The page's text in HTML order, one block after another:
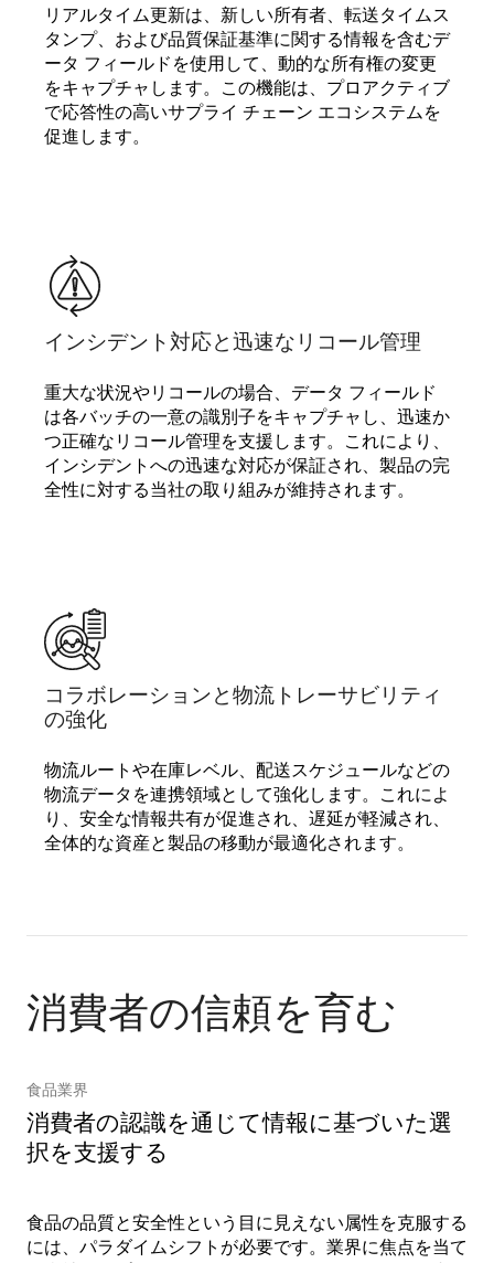
リアルタイム更新は、新しい所有者、転送タイムス
タンプ、および品質保証基準に関する情報を含むデ
ータ フィールドを使用して、動的な所有権の変更
をキャプチャします。この機能は、プロアクティブ
で応答性の高いサプライ チェーン エコシステムを
促進します。
インシデント対応と迅速なリコール管理
重大な状況やリコールの場合、データ フィールド
は各バッチの一意の識別子をキャプチャし、迅速か
つ正確なリコール管理を支援します。これにより、
インシデントへの迅速な対応が保証され、製品の完
全性に対する当社の取り組みが維持されます。
コラボレーションと物流トレーサビリティ
の強化
物流ルートや在庫レベル、配送スケジュールなどの
物流データを連携領域として強化します。これによ
り、安全な情報共有が促進され、遅延が軽減され、
全体的な資産と製品の移動が最適化されます。
消費者の信頼を育む
食品業界
消費者の認識を通じて情報に基づいた選
択を支援する
食品の品質と安全性という目に見えない属性を克服する
には、パラダイムシフトが必要です。業界に焦点を当て